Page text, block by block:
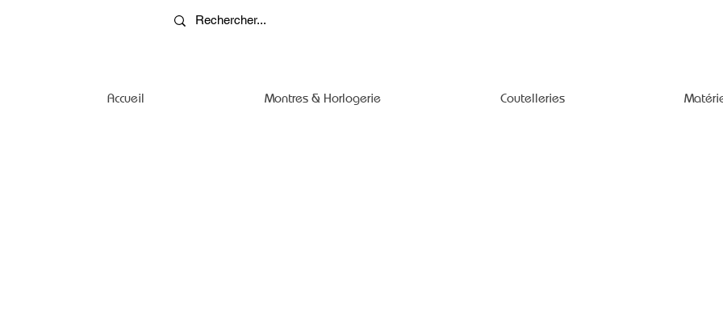
Accueil Montres & Horlogerie Coutelleries